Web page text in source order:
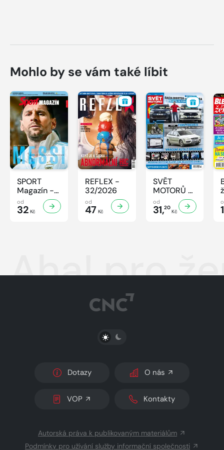
Mohlo by se vám také líbit
SPORT
Magazín -
32/2026
od
32 Kč
REFLEX -
32/2026
od
47 Kč
SVĚT
MOTORŮ -
32/2026
od
31,20
Kč
Aha! pro
PŘEPNOUT SVĚTLÝ/TMAVÝ REŽIM
Dotazy O nás
VOP Kontakty
Autorská práva k publikovaným materiálům
Podmínky pro užívání služby informační společnosti